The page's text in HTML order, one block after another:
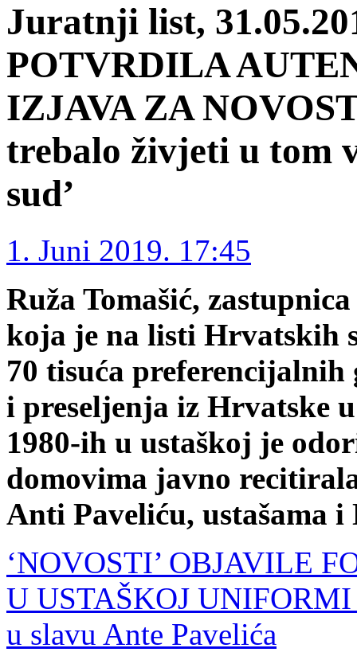
Juratnji list,
POTVRDILA
IZJAVA ZA
trebalo živjeti u tom
sud’
1. Juni 2019. 17:45
Ruža Tomašić,
koja je na listi Hrvatskih
70 tisuća preferencijalnih
i preseljenja iz Hrvatske
1980-ih u ustaškoj je
domovima javno
Anti Paveliću, ustašama i
‘NOVOSTI’ OBJAVILE
U USTAŠKOJ
u slavu Ante Pavelića